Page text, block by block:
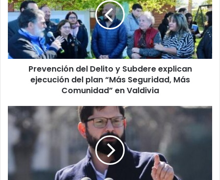
y
Subdere
explican
ejecución
plan
Seguridad,
en
Valdivia
Prevención del Delito y Subdere explican
ejecución del plan “Más Seguridad, Más
Comunidad” en Valdivia
Presidente
por
situación
proyección